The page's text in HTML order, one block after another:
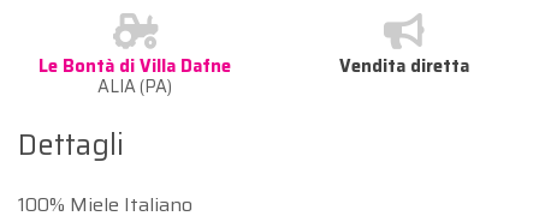
Le Bontà di Villa Dafne
ALIA (PA)
Vendita diretta
Dettagli
100% Miele Italiano